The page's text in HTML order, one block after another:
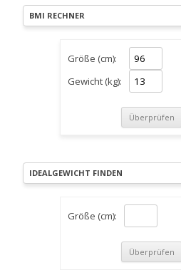
BMI RECHNER
Größe (cm):
Gewicht (kg):
IDEALGEWICHT FINDEN
Größe (cm):